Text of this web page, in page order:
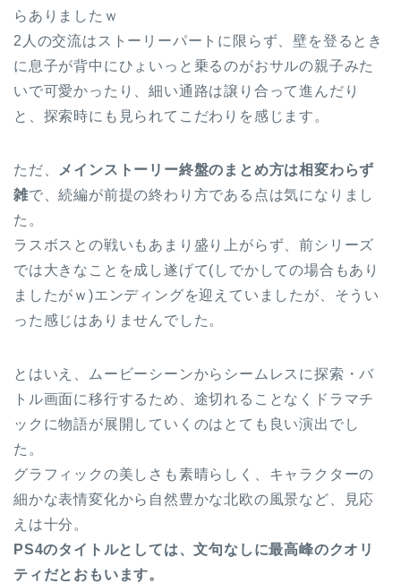
らありましたｗ
2人の交流はストーリーパートに限らず、壁を登るとき
に息子が背中にひょいっと乗るのがおサルの親子みた
いで可愛かったり、細い通路は譲り合って進んだり
と、探索時にも見られてこだわりを感じます。
ただ、 メインストーリー終盤のまとめ方は相変わらず
雑で、続編が前提の終わり方である点は気になりまし
た。
ラスボスとの戦いもあまり盛り上がらず、前シリーズ
では大きなことを成し遂げて(しでかしての場合もあり
ましたがｗ)エンディングを迎えていましたが、そうい
った感じはありませんでした。
とはいえ、ムービーシーンからシームレスに探索・バ
トル画面に移行するため、途切れることなくドラマチ
ックに物語が展開していくのはとても良い演出でし
た。
グラフィックの美しさも素晴らしく、キャラクターの
細かな表情変化から自然豊かな北欧の風景など、見応
えは十分。
PS4のタイトルとしては、文句なしに最高峰のクオリ
ティだとおもいます。